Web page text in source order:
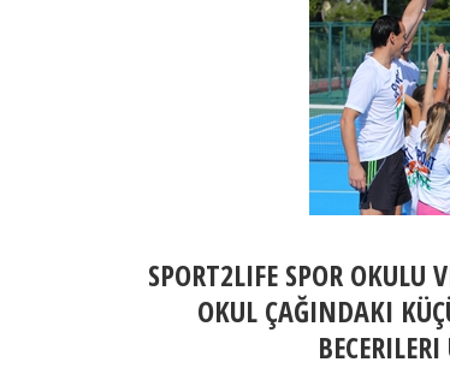
SPORT2LIFE SPOR
OKUL ÇAĞINDAKI